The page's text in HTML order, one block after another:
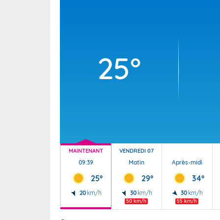
25°
MAINTENANT
09:39
25°
20 km/h
VENDREDI 07
Matin
29°
30 km/h
50 km/h
Après-midi
34°
30 km/h
55 km/h